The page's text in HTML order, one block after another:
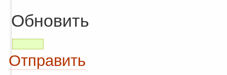
Обновить
Отправить